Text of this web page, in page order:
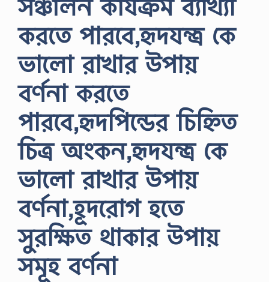
করতে পারবে,হৃদযন্ত্র কে
ভালো রাখার উপায়
বর্ণনা করতে
পারবে,হৃদপিন্ডের চিহ্নিত
চিত্র অংকন,হৃদযন্ত্র কে
ভালো রাখার উপায়
বর্ণনা,হূদরোগ হতে
সুরক্ষিত থাকার উপায়
সমূহ বর্ণনা